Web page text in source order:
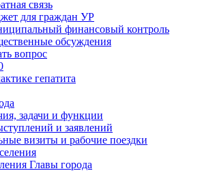
связь
для граждан УР
финансовый контроль
обсуждения
вопрос
гепатита
задачи и функции
и заявлений
визиты и рабочие поездки
Главы города